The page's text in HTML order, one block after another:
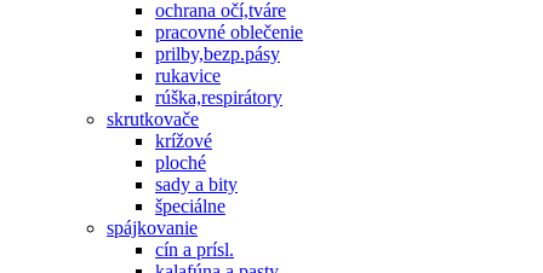
ochrana očí,tváre
pracovné oblečenie
prilby,bezp.pásy
rukavice
rúška,respirátory
skrutkovače
krížové
ploché
sady a bity
špeciálne
spájkovanie
cín a prísl.